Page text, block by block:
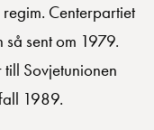
Centerpartiet
sent om 1979.
Sovjetunionen
1989.